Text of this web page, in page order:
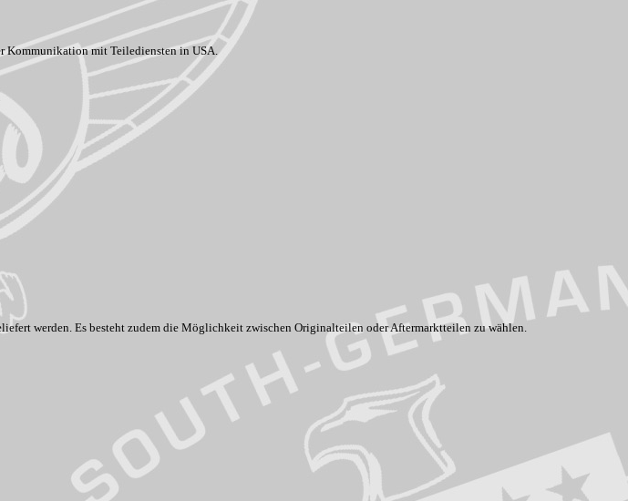
Kommunikation mit Teilediensten in USA.
werden. Es besteht zudem die Möglichkeit zwischen Originalteilen oder Aftermarktteilen zu wählen.